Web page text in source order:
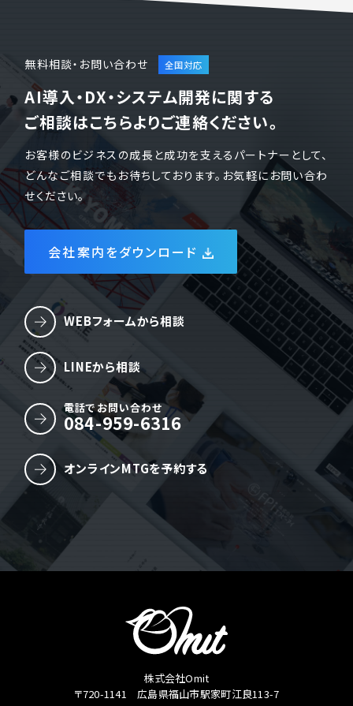
無料相談・お問い合わせ
AI導入・DX・システム開発に関する
ご相談はこちらよりご連絡ください。
お客様のビジネスの成長と成功を支えるパートナーとして、
どんなご相談でもお待ちしております。お気軽にお問い合わ
せください。
会社案内をダウンロード
WEBフォームから相談
LINEから相談
電話でお問い合わせ
084-959-6316
オンラインMTGを予約する
株式会社Omit
〒720-1141 広島県福山市駅家町江良113-7